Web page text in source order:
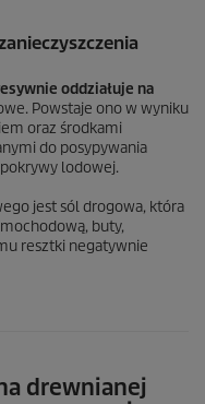
oddziałuje na
Powstaje ono w wyniku
oraz środkami
do posypywania
lodowej.
jest sól drogowa, która
buty,
resztki negatywnie
drewnianej